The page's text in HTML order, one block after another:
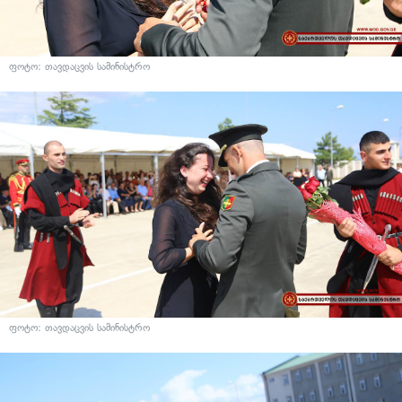
ფოტო: თავდაცვის სამინისტრო
ფოტო: თავდაცვის სამინისტრო